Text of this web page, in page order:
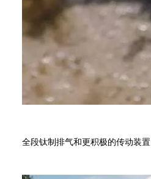
全段钛制排气和更积极的传动装置